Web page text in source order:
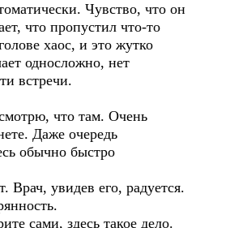
Чувство, что он
что пропустил что-то
хаос, и это жутко
односложно, нет
встречи.
что там. Очень
Даже очередь
обычно быстро
Врач, увидев его, радуется.
сами, здесь такое дело.